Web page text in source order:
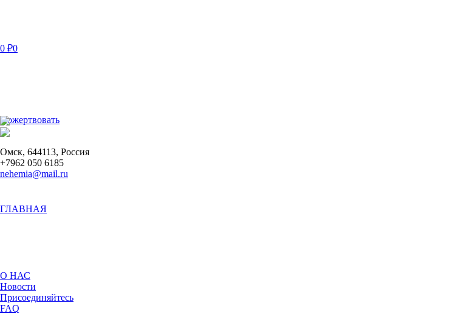
0 ₽0
Пожертвовать
Омск, 644113, Россия
+7962 050 6185
nehemia@mail.ru
ГЛАВНАЯ
О НАС
Новости
Присоединяйтесь
FAQ